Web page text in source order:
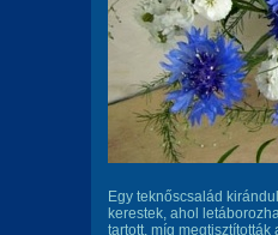
Egy teknőscsalád
kerestek, ahol
tartott, míg